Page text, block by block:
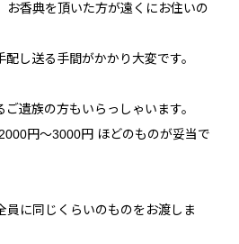
お香典を頂いた方が遠くにお住いの
し送る手間がかかり大変です。
遺族の方もいらっしゃいます。
円〜3000円 ほどのものが妥当で
員に同じくらいのものをお渡しま